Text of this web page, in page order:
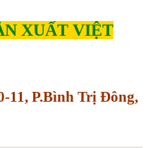
XUẤT VIỆT
11, P.Bình Trị Đông,